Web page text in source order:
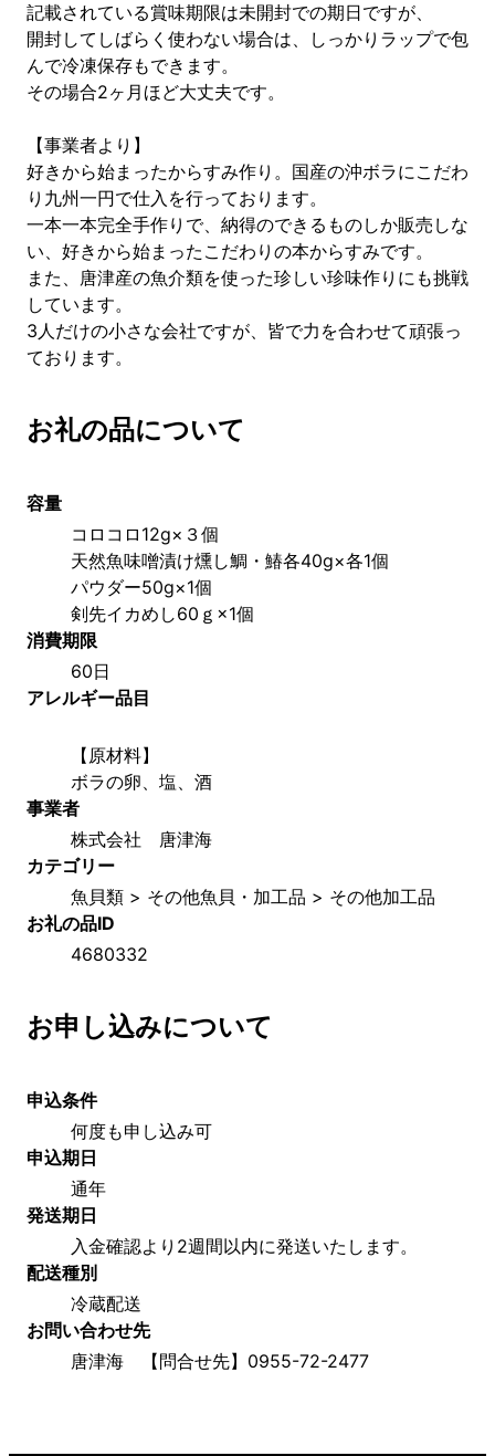
記載されている賞味期限は未開封での期日ですが、
開封してしばらく使わない場合は、しっかりラップで包
んで冷凍保存もできます。
その場合2ヶ月ほど大丈夫です。
【事業者より】
好きから始まったからすみ作り。国産の沖ボラにこだわ
り九州一円で仕入を行っております。
一本一本完全手作りで、納得のできるものしか販売しな
い、好きから始まったこだわりの本からすみです。
また、唐津産の魚介類を使った珍しい珍味作りにも挑戦
しています。
3人だけの小さな会社ですが、皆で力を合わせて頑張っ
ております。
お礼の品について
容量
コロコロ12g×３個
天然魚味噌漬け燻し鯛・鰆各40g×各1個
パウダー50g×1個
剣先イカめし60ｇ×1個
消費期限
60日
アレルギー品目
【原材料】
ボラの卵、塩、酒
事業者
株式会社　唐津海
カテゴリー
魚貝類 > その他魚貝・加工品 > その他加工品
お礼の品ID
4680332
お申し込みについて
申込条件
何度も申し込み可
申込期日
通年
発送期日
入金確認より2週間以内に発送いたします。
配送種別
冷蔵配送
お問い合わせ先
唐津海　【問合せ先】0955-72-2477